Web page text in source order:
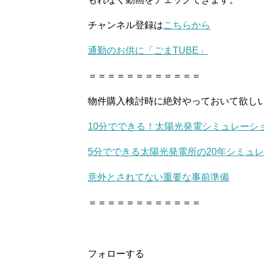
チャンネル登録はこちらから
通勤のお供に「ごまTUBE」
＝＝＝＝＝＝＝＝＝＝＝＝
物件購入検討時に絶対やっておいて欲し
10分でできる！太陽光発電シミュレーシ
5分でできる太陽光発電所の20年シミュ
意外とされてない重要な事前準備
＝＝＝＝＝＝＝＝＝＝＝＝
フォローする